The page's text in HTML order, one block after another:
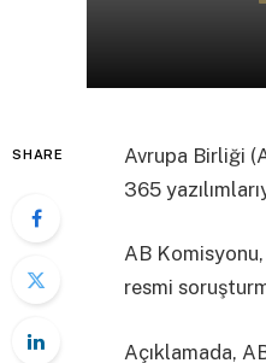
SHARE
Avrupa Birliği
365
AB
resmi
Açıklamada,